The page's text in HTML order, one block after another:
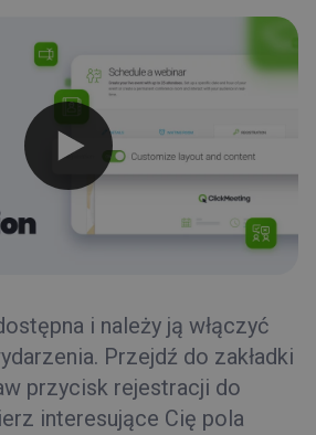
i należy ją włączyć
Przejdź do zakładki
przycisk rejestracji do
interesujące Cię pola